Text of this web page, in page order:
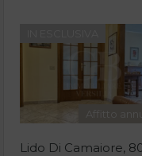
Affitto
Lido Di Camaiore,